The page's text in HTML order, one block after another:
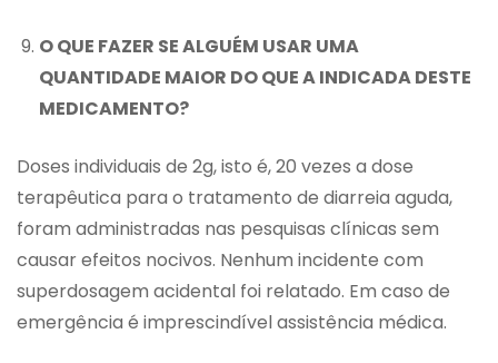
O QUE FAZER SE ALGUÉM USAR UMA
QUANTIDADE MAIOR DO QUE A INDICADA DESTE
MEDICAMENTO?
Doses individuais de 2g, isto é, 20 vezes a dose
terapêutica para o tratamento de diarreia aguda,
foram administradas nas pesquisas clínicas sem
causar efeitos nocivos. Nenhum incidente com
superdosagem acidental foi relatado. Em caso de
emergência é imprescindível assistência médica.